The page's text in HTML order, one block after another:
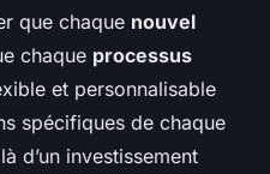
que chaque nouvel
chaque processus
et personnalisable
spécifiques de chaque
d’un investissement